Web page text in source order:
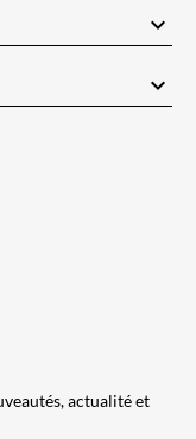
keyboard_arrow_down
keyboard_arrow_down
actualité et